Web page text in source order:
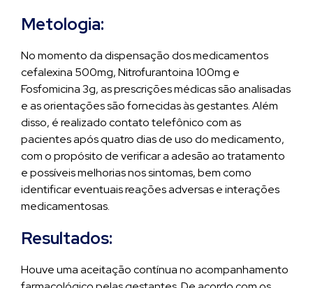
Metologia:
No momento da dispensação dos medicamentos
cefalexina 500mg, Nitrofurantoina 100mg e
Fosfomicina 3g, as prescrições médicas são analisadas
e as orientações são fornecidas às gestantes. Além
disso, é realizado contato telefônico com as
pacientes após quatro dias de uso do medicamento,
com o propósito de verificar a adesão ao tratamento
e possíveis melhorias nos sintomas, bem como
identificar eventuais reações adversas e interações
medicamentosas.
Resultados:
Houve uma aceitação contínua no acompanhamento